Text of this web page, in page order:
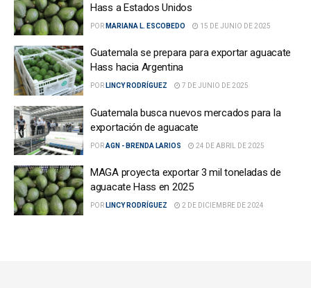
Hass a Estados Unidos
POR MARIANA L. ESCOBEDO 15 DE JUNIO DE 2025
Guatemala se prepara para exportar aguacate
Hass hacia Argentina
POR LINCY RODRÍGUEZ 7 DE JUNIO DE 2025
Guatemala busca nuevos mercados para la
exportación de aguacate
PORAGN - BRENDA LARIOS 24 DE ABRIL DE 2025
MAGA proyecta exportar 3 mil toneladas de
aguacate Hass en 2025
POR LINCY RODRÍGUEZ 2 DE DICIEMBRE DE 2024